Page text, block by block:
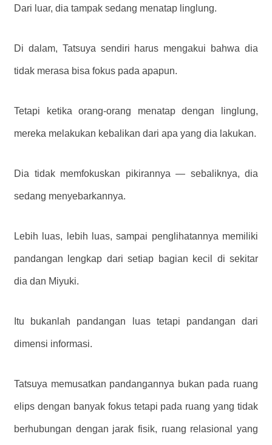
Dari luar, dia tampak sedang menatap linglung.
Di dalam, Tatsuya sendiri harus mengakui bahwa dia
tidak merasa bisa fokus pada apapun.
Tetapi ketika orang-orang menatap dengan linglung,
mereka melakukan kebalikan dari apa yang dia lakukan.
Dia tidak memfokuskan pikirannya — sebaliknya, dia
sedang menyebarkannya.
Lebih luas, lebih luas, sampai penglihatannya memiliki
pandangan lengkap dari setiap bagian kecil di sekitar
dia dan Miyuki.
Itu bukanlah pandangan luas tetapi pandangan dari
dimensi informasi.
Tatsuya memusatkan pandangannya bukan pada ruang
elips dengan banyak fokus tetapi pada ruang yang tidak
berhubungan dengan jarak fisik, ruang relasional yang